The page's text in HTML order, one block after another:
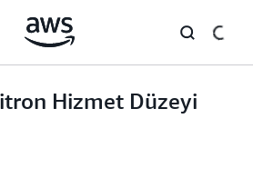
Hizmet Düzeyi